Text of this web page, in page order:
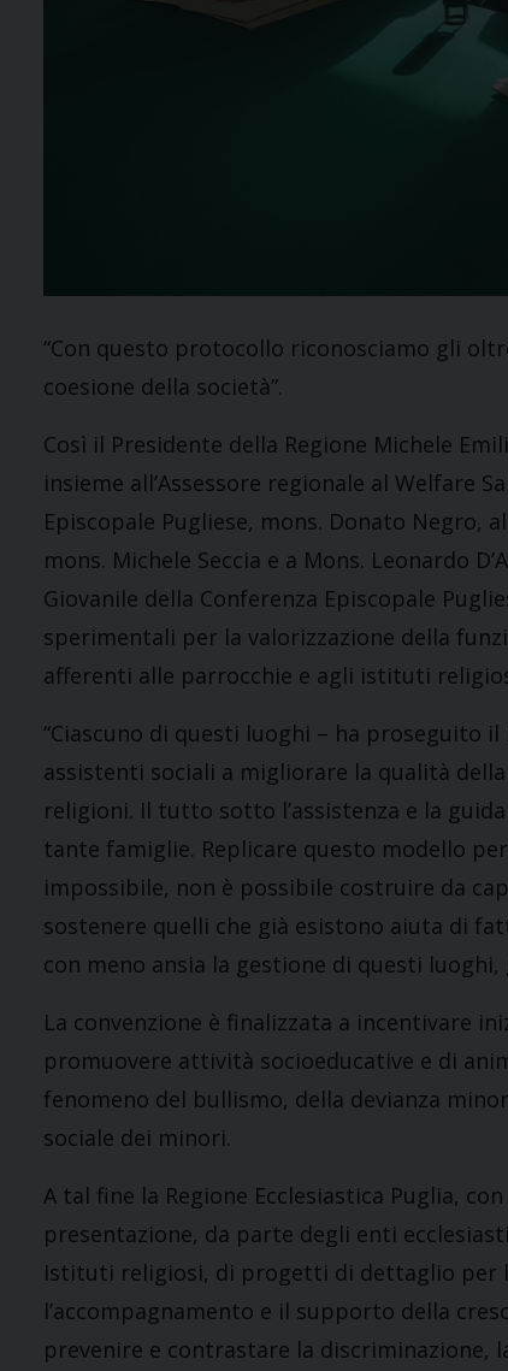
“Con questo protocollo riconosciamo gli
coesione della società”.
Così il Presidente della Regione Michele
insieme all’Assessore regionale al Welfare
Episcopale Pugliese, mons. Donato Negro,
mons. Michele Seccia e a Mons. Leonardo
Giovanile della Conferenza Episcopale
sperimentali per la valorizzazione della
afferenti alle parrocchie e agli istituti
“Ciascuno di questi luoghi – ha proseguito
assistenti sociali a migliorare la qualità
religioni. Il tutto sotto l’assistenza e la
tante famiglie. Replicare questo modello
impossibile, non è possibile costruire da
sostenere quelli che già esistono aiuta di
con meno ansia la gestione di questi
La convenzione è finalizzata a incentivare
promuovere attività socioeducative e di
fenomeno del bullismo, della devianza
sociale dei minori.
A tal fine la Regione Ecclesiastica Puglia,
presentazione, da parte degli enti
Istituti religiosi, di progetti di dettaglio per
l’accompagnamento e il supporto della
prevenire e contrastare la discriminazione,